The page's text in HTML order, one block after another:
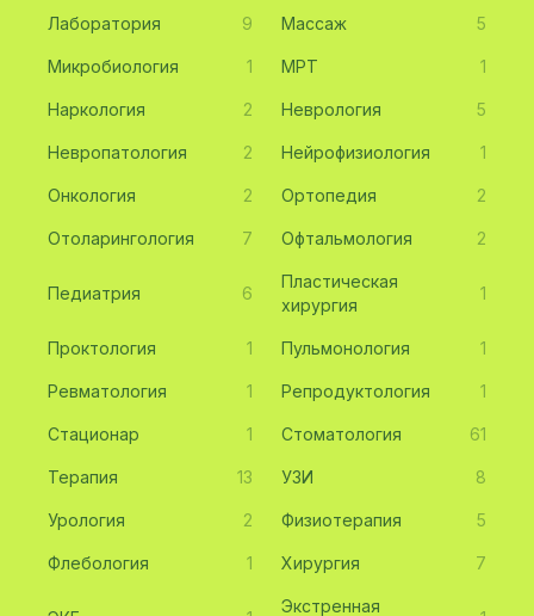
Лаборатория 9 Массаж 5
Микробиология 1 МРТ 1
Наркология 2 Неврология 5
Невропатология 2 Нейрофизиология 1
Онкология 2 Ортопедия 2
Отоларингология 7 Офтальмология 2
Педиатрия 6
Пластическая
хирургия
1
Проктология 1 Пульмонология 1
Ревматология 1 Репродуктология 1
Стационар 1 Стоматология 61
Терапия 13 УЗИ 8
Урология 2 Физиотерапия 5
Флебология 1 Хирургия 7
Экстренная